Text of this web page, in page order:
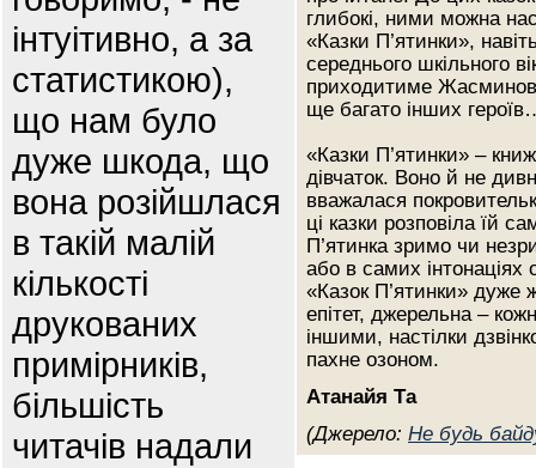
інтуітивно, а за
статистикою),
що нам було
дуже шкода, що
вона розійшлася
в такій малій
кількості
друкованих
примірників,
більшість
читачів надали
глибокі, ними можна
«Казки П’ятинки»,
середнього шкільного
приходитиме Жасминова
ще багато інших
«Казки П’ятинки» –
дівчаток. Воно й не
вважалася
ці казки розповіла їй
П’ятинка зримо чи
або в самих інтонаціях
«Казок П’ятинки» дуже
епітет, джерельна –
іншими, настілки
пахне озоном.
Атанайя Та
(Джерело: Не будь